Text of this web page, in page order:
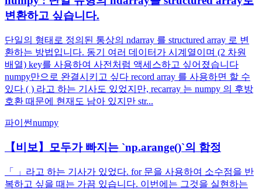
변환하고 싶습니다.
단일의 형태로 정의된 통상의 ndarray 를 structured array 로 변
환하는 방법입니다. 동기 여러 데이터가 시계열이며 (2 차원
배열) key를 사용하여 사전처럼 액세스하고 싶어졌습니다
numpy만으로 완결시키고 싶다 record array 를 사용하면 할 수
있다 ( ) 라고 하는 기사도 있었지만, recarray 는 numpy 의 후방
호환 때문에 현재도 남아 있지만 str...
파이썬numpy
【비보】모두가 빠지는 `np.arange()`의 함정
「 」라고 하는 기사가 있었다. for 문을 사용하여 소수점을 반
복하고 싶을 때는 가끔 있습니다. 이번에는 그것을 실현하는